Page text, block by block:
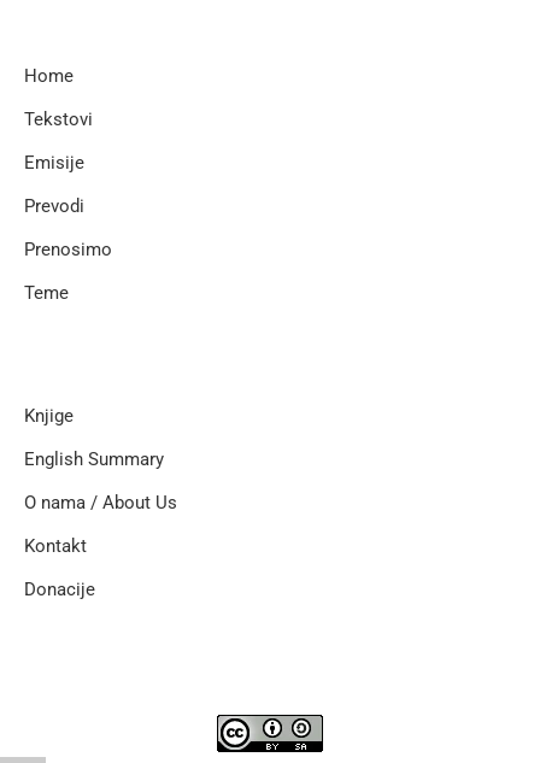
Home
Tekstovi
Emisije
Prevodi
Prenosimo
Teme
Knjige
English Summary
O nama / About Us
Kontakt
Donacije